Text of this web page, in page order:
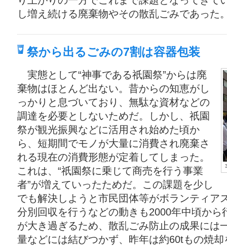
し増え続ける廃棄物やその散乱ごみであった
祭から出るごみの7割は容器包装
実態として“神事である祇園祭”からは廃
棄物はほとんど出ない。昔からの知恵がし
っかりと息づいており、無駄な資材などの
調達を必要としないためだ。しかし、祇園
祭が観光振興などに活用され始めた頃か
ら、短期間でモノが大量に消費され廃棄さ
れる現在の消費形態が定着してしまった。
これは、“祇園祭に乗じて商売を行う事業
者”が増えていったためだ。この課題を少し
でも解決しようと市民団体等がボランティア
分別回収を行うなどの動きも2000年中頃から
が大き過ぎるため、散乱ごみ防止の成果には
量などには結びつかず、昨年は約60tもの焼